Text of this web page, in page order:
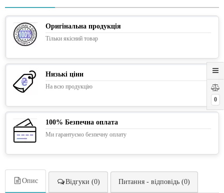
0
Оригінальна продукція
Тільки якісний товар
Низькі ціни
На всю продукцію
100% Безпечна оплата
Ми гарантуємо безпечну оплату
Опис Відгуки (0) Питання - відповідь (0)